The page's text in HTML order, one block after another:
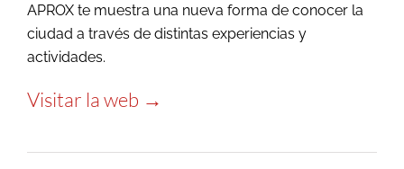
APROX te muestra una nueva forma de conocer la
ciudad a través de distintas experiencias y
actividades.
Visitar la web →